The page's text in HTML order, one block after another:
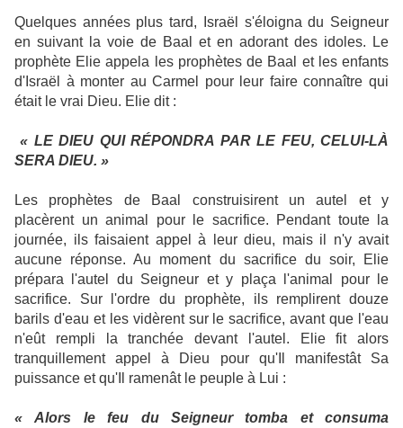
Quelques années plus tard, Israël s'éloigna du Seigneur
en suivant la voie de Baal et en adorant des idoles. Le
prophète Elie appela les prophètes de Baal et les enfants
d'Israël à monter au Carmel pour leur faire connaître qui
était le vrai Dieu. Elie dit :
« LE DIEU QUI RÉPONDRA PAR LE FEU, CELUI-LÀ
SERA DIEU. »
Les prophètes de Baal construisirent un autel et y
placèrent un animal pour le sacrifice. Pendant toute la
journée, ils faisaient appel à leur dieu, mais il n'y avait
aucune réponse. Au moment du sacrifice du soir, Elie
prépara l'autel du Seigneur et y plaça l'animal pour le
sacrifice. Sur l'ordre du prophète, ils remplirent douze
barils d'eau et les vidèrent sur le sacrifice, avant que l'eau
n'eût rempli la tranchée devant l'autel. Elie fit alors
tranquillement appel à Dieu pour qu'Il manifestât Sa
puissance et qu'Il ramenât le peuple à Lui :
« Alors le feu du Seigneur tomba et consuma